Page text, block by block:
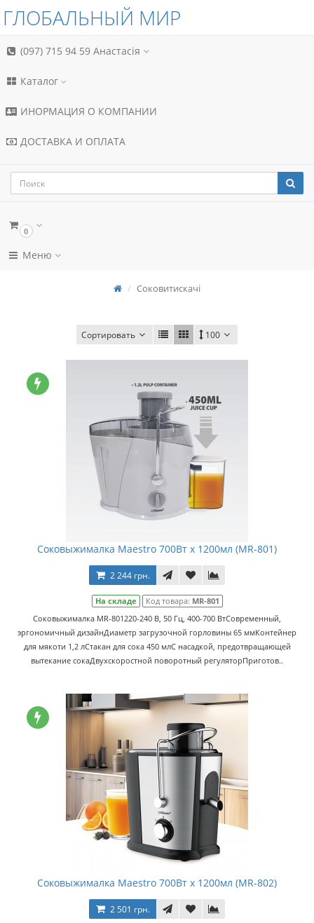
ГЛОБАЛЬНЫЙ МИР
(097) 715 94 59 Анастасія
Каталог
ИНОРМАЦИЯ О КОМПАНИИ
ДОСТАВКА И ОПЛАТА
0
Меню
Соковитискачі
Сортировать 100
Соковыжималка Maestro 700Вт x 1200мл (MR-801)
2 244 грн.
На складе Код товара: MR-801
Соковыжималка MR-801220-240 В, 50 Гц, 400-700 ВтСовременный,
эргономичный дизайнДиаметр загрузочной горловины 65 ммКонтейнер
для мякоти 1,2 лСтакан для сока 450 млС насадкой, предотвращающей
вытекание сокаДвухскоростной поворотный регуляторПриготов..
Соковыжималка Maestro 700Вт x 1200мл (MR-802)
2 501 грн.